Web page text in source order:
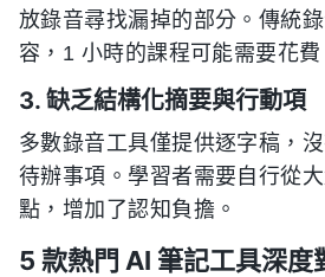
放錄音尋找漏掉的部分。傳統
容，1 小時的課程可能需要花費
3. 缺乏結構化摘要與行動項
多數錄音工具僅提供逐字稿，
待辦事項。學習者需要自行從
點，增加了認知負擔。
5 款熱門 AI 筆記工具深度